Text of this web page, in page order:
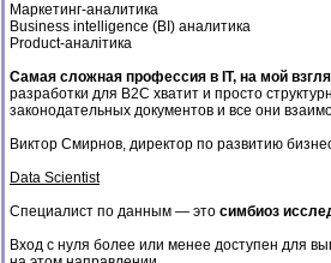
Маркетинг-аналитика
Business intelligence (BI) аналитика
Product-аналітика
Самая сложная профессия в IT, на мой
разработки для B2C хватит и просто
законодательных документов и все они
Виктор Смирнов, директор по развитию
Data Scientist
Специалист по данным — это симбиоз
Вход с нуля более или менее доступен для